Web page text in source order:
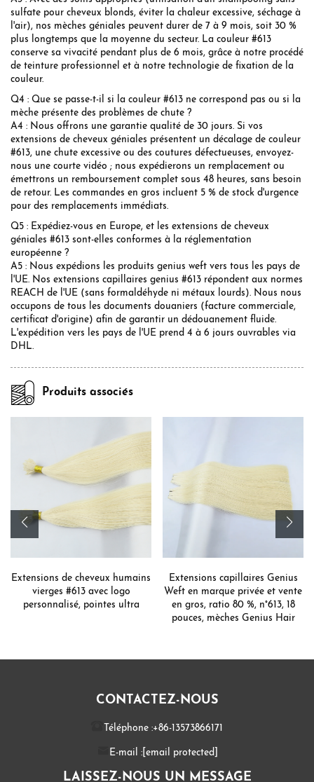
sulfate pour cheveux blonds, éviter la chaleur excessive, séchage à
l'air), nos mèches géniales peuvent durer de 7 à 9 mois, soit 30 %
plus longtemps que la moyenne du secteur. La couleur #613
conserve sa vivacité pendant plus de 6 mois, grâce à notre procédé
de teinture professionnel et à notre technologie de fixation de la
couleur.
Q4 : Que se passe-t-il si la couleur #613 ne correspond pas ou si la
mèche présente des problèmes de chute ?
A4 : Nous offrons une garantie qualité de 30 jours. Si vos
extensions de cheveux géniales présentent un décalage de couleur
#613, une chute excessive ou des coutures défectueuses, envoyez-
nous une courte vidéo ; nous expédierons un remplacement ou
émettrons un remboursement complet sous 48 heures, sans besoin
de retour. Les commandes en gros incluent 5 % de stock d'urgence
pour des remplacements immédiats.
Q5 : Expédiez-vous en Europe, et les extensions de cheveux
géniales #613 sont-elles conformes à la réglementation
européenne ?
A5 : Nous expédions les produits genius weft vers tous les pays de
l'UE. Nos extensions capillaires genius #613 répondent aux normes
REACH de l'UE (sans formaldéhyde ni métaux lourds). Nous nous
occupons de tous les documents douaniers (facture commerciale,
certificat d'origine) afin de garantir un dédouanement fluide.
L'expédition vers les pays de l'UE prend 4 à 6 jours ouvrables via
DHL.
Produits associés
Extensions de cheveux humains
vierges #613 avec logo
personnalisé, pointes ultra
Extensions capillaires Genius
Weft en marque privée et vente
en gros, ratio 80 %, n°613, 18
pouces, mèches Genius Hair
CONTACTEZ-NOUS
Téléphone :+86-13573866171
E-mail :[email protected]
LAISSEZ-NOUS UN MESSAGE